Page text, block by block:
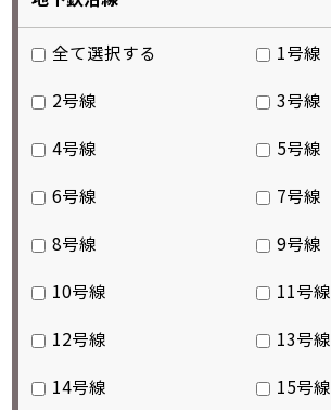
全て選択する
1号線
2号線
3号線
4号線
5号線
6号線
7号線
8号線
9号線
10号線
11号線
12号線
13号線
14号線
15号線